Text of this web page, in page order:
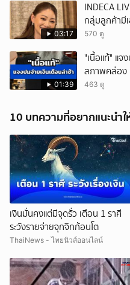
03:17
INDECA
กลุ่มลูกค้ามี
570 ดู
01:39
"เนื้อแท้" แ
สภาพคล่อง
463 ดู
10 บทความที่อยากแนะนำ
เงินมั่นคงแต่มีจุดรั่ว เตือน 1 ราศี
ระวังรายจ่ายจุกจิกก้อนโต
ThaiNews - ไทยนิวส์ออนไลน์